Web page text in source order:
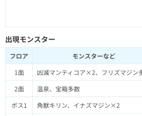
出現モンスター
フロア
モンスターなど
1面
凶滅マンティコア×2、フリズマジン
2面
温泉、宝箱多数
ボス1
角獣キリン、イナズマジン×2